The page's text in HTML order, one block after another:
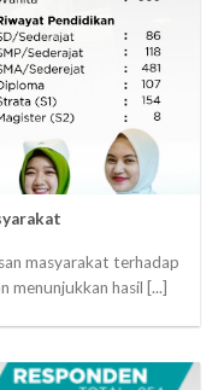
masyarakat terhadap
menunjukkan hasil [...]